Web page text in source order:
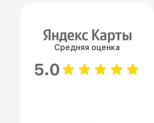
Средняя оценка
5.0